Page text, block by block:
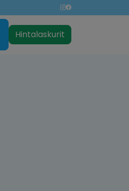
Hintalaskurit